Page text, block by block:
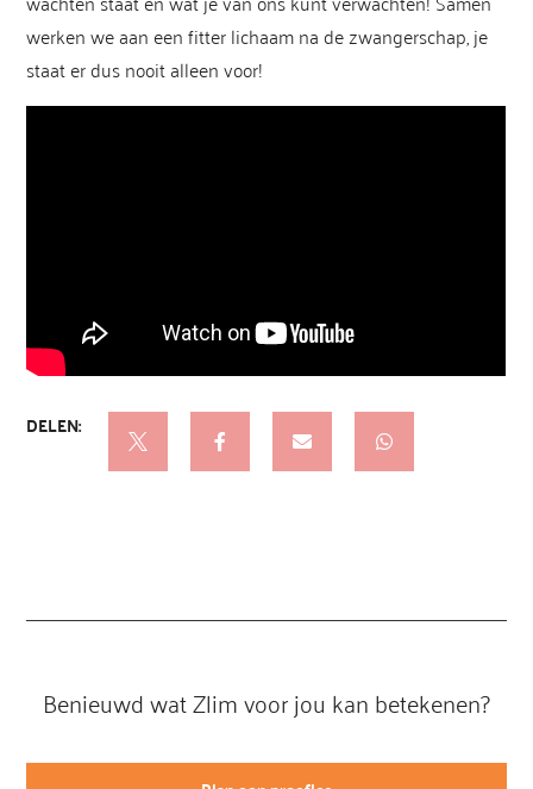
werken we aan een fitter lichaam na de zwangerschap, je
staat er dus nooit alleen voor!

Benieuwd wat Zlim voor jou kan betekenen?